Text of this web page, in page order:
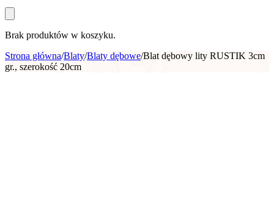
Brak produktów w koszyku.
Strona główna/Blaty/Blaty dębowe/Blat dębowy lity RUSTIK 3cm
gr., szerokość 20cm